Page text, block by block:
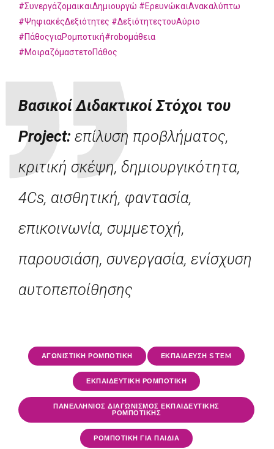
#ΣυνεργάζομαικαιΔημιουργώ #ΕρευνώκαιΑνακαλύπτω
#ΨηφιακέςΔεξιότητες #ΔεξιότητεςτουΑύριο
#ΠάθοςγιαΡομποτική#roboμάθεια
#ΜοιραζόμαστετοΠάθος
Βασικοί Διδακτικοί Στόχοι του
Project: επίλυση προβλήματος,
κριτική σκέψη, δημιουργικότητα,
4Cs, αισθητική, φαντασία,
επικοινωνία, συμμετοχή,
παρουσιάση, συνεργασία, ενίσχυση
αυτοπεποίθησης
ΑΓΩΝΙΣΤΙΚΗ ΡΟΜΠΟΤΙΚΗ ΕΚΠΑΙΔΕΥΣΗ STEM
ΕΚΠΑΙΔΕΥΤΙΚΗ ΡΟΜΠΟΤΙΚΗ
ΠΑΝΕΛΛΗΝΙΟΣ ΔΙΑΓΩΝΙΣΜΟΣ ΕΚΠΑΙΔΕΥΤΙΚΗΣ
ΡΟΜΠΟΤΙΚΗΣ
ΡΟΜΠΟΤΙΚΗ ΓΙΑ ΠΑΙΔΙΑ